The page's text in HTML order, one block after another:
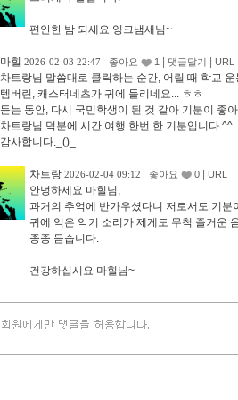
편안한 밤 되세요 잉크냄새님~
마힐 2026-02-03 22:47 좋아요 1 댓글달기 URL
차트랑님 말씀대로 클릭하는 순간, 어릴 때 학교
템버린, 캐스터네츠가 귀에 들리네요... ㅎㅎ
듣는 동안, 다시 국민학생이 된 것 같아 기분이 좋
차트랑님 덕분에 시간 여행 한번 한 기분입니다.^^
감사합니다._()_
차트랑 2026-02-04 09:12 좋아요 0 URL
안녕하세요 마힐님,
과거의 추억에 반가우셨다니 저로서도 기분
귀에 익은 악기 소리가 제게도 무척 즐거운
종종 듣습니다.
건강하십시요 마힐님~